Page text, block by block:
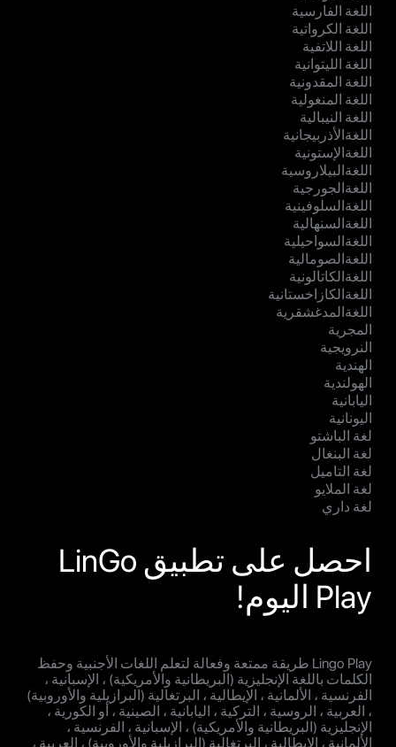
اللغة الفارسية
اللغة الكرواتية
اللغة اللاتفية
اللغة الليتوانية
اللغة المقدونية
اللغة المنغولية
اللغة النيبالية
اللغةالأذربيجانية
اللغةالإستونية
اللغةالبيلاروسية
اللغةالجورجية
اللغةالسلوفينية
اللغةالسنهالية
اللغةالسواحيلية
اللغةالصومالية
اللغةالكاتالونية
اللغةالكازاخستانية
اللغةالمدغشقرية
المجرية
النرويجية
الهندية
الهولندية
اليابانية
اليونانية
لغة الباشتو
لغة البنغال
لغة التاميل
لغة الملايو
لغة داري
احصل على تطبيق LinGo
Play اليوم!
Lingo Play طريقة ممتعة وفعالة لتعلم اللغات الأجنبية وحفظ
الكلمات باللغة الإنجليزية (البريطانية والأمريكية) ، الإسبانية ،
الفرنسية ، الألمانية ، الإيطالية ، البرتغالية (البرازيلية والأوروبية)
، العربية ، الروسية ، التركية ، اليابانية ، الصينية ، أو الكورية ،
الإنجليزية (البريطانية والأمريكية) ، الإسبانية ، الفرنسية ،
الألمانية ، الإيطالية ، البرتغالية (البرازيلية والأوروبية) ، العربية ،